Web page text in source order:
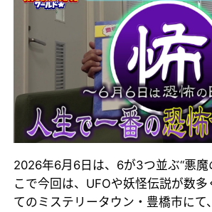
2026年6月6日は、6が3つ並ぶ“悪魔
こで今回は、UFOや妖怪伝説が数多
てのミステリータウン・豊橋市にて